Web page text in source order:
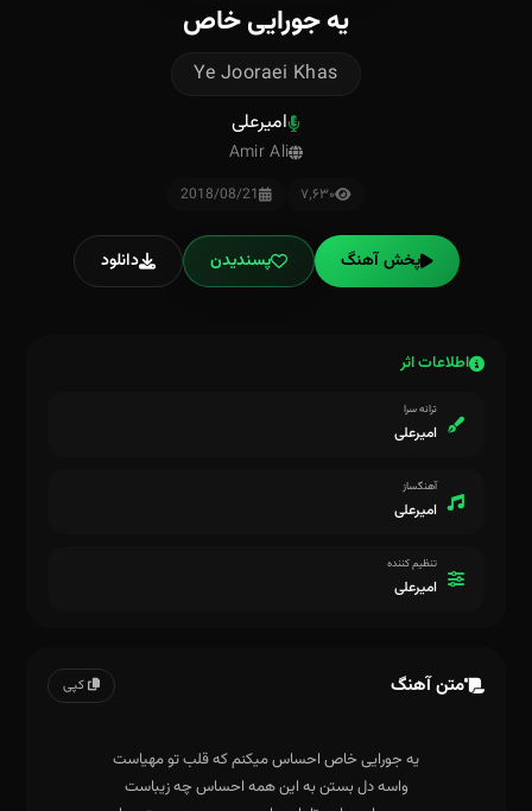
یه جورایی خاص
Ye Jooraei Khas
امیرعلی
Amir Ali
۷٬۶۳۰ 2018/08/21
پخش آهنگ پسندیدن دانلود
اطلاعات اثر
ترانه سرا
امیرعلی
آهنگساز
امیرعلی
تنظیم کننده
امیرعلی
متن آهنگ کپی